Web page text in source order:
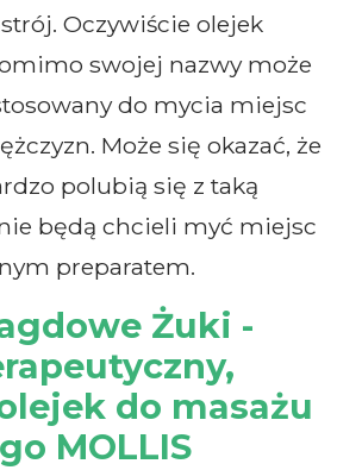
Oczywiście olejek
swojej nazwy może
do mycia miejsc
Może się okazać, że
polubią się z taką
będą chcieli myć miejsc
preparatem.
Żuki -
do masażu
MOLLIS